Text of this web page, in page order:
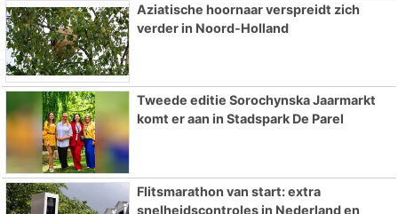
Aziatische hoornaar verspreidt zich
verder in Noord-Holland
Tweede editie Sorochynska Jaarmarkt
komt er aan in Stadspark De Parel
Flitsmarathon van start: extra
snelheidscontroles in Nederland en